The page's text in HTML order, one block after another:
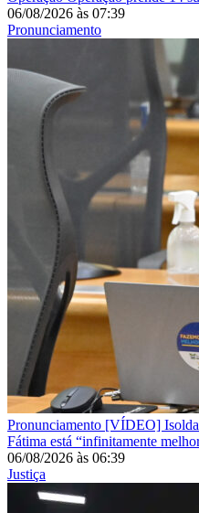
06/08/2026 às 07:39
Pronunciamento
Pronunciamento [VÍDEO] Isolda
Fátima está “infinitamente
06/08/2026 às 06:39
Justiça